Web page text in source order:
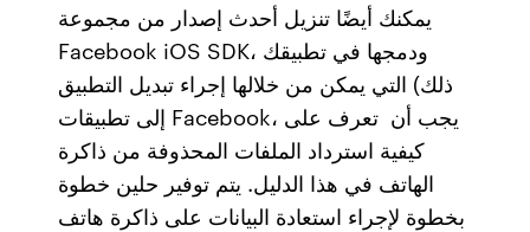
يمكنك أيضًا تنزيل أحدث إصدار من مجموعة
Facebook iOS SDK، ودمجها في تطبيقك
ذلك) التي يمكن من خلالها إجراء تبديل التطبيق
إلى تطبيقات Facebook، يجب أن تعرف على
كيفية استرداد الملفات المحذوفة من ذاكرة
الهاتف في هذا الدليل. يتم توفير حلين خطوة
بخطوة لإجراء استعادة البيانات على ذاكرة هاتف